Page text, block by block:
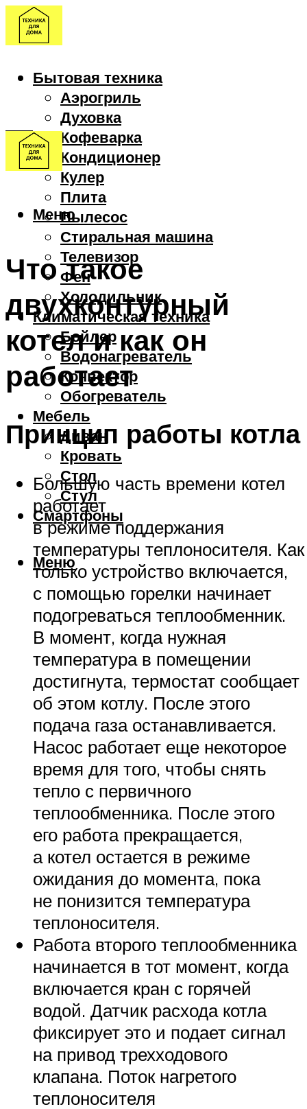
Бытовая техника
Аэрогриль
Духовка
Кофеварка
Кондиционер
Кулер
Плита
Пылесос
Стиральная машина
Телевизор
Фен
Холодильник
Климатическая техника
Бойлер
Водонагреватель
Конвектор
Обогреватель
Мебель
Диван
Кровать
Стол
Стул
Смартфоны
Меню
Меню
Что такое
двухконтурный
котел и как он
работает
Принцип работы котла
Большую часть времени котел
работает
в режиме поддержания
температуры теплоносителя. Как
только устройство включается,
с помощью горелки начинает
подогреваться теплообменник.
В момент, когда нужная
температура в помещении
достигнута, термостат сообщает
об этом котлу. После этого
подача газа останавливается.
Насос работает еще некоторое
время для того, чтобы снять
тепло с первичного
теплообменника. После этого
его работа прекращается,
а котел остается в режиме
ожидания до момента, пока
не понизится температура
теплоносителя.
Работа второго теплообменника
начинается в тот момент, когда
включается кран с горячей
водой. Датчик расхода котла
фиксирует это и подает сигнал
на привод трехходового
клапана. Поток нагретого
теплоносителя